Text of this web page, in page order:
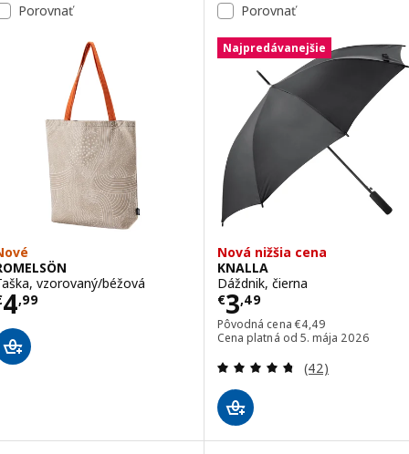
Porovnať
vzorovaný/béžová
4,99 € 4,99
Porovnať
Najpredávanejšie
Nová nižšia cena
KNALLA
Dáždnik, čierna
€3,49
Cena € 3,49
Pôvodná cena€4,49
Pôvodná cena € 4,49
Cena platná od 5. mája 2026
Prehľad: 4.7 z
(42)